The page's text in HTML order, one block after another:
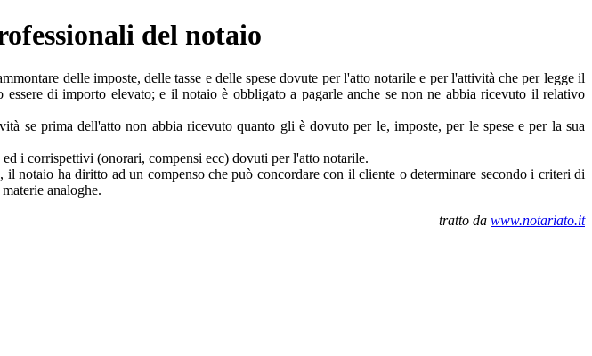
del notaio
delle imposte, delle tasse e delle spese dovute per l'atto notarile e per l'attività che per legge il
di importo elevato; e il notaio è obbligato a pagarle anche se non ne abbia ricevuto il relativo
se prima dell'atto non abbia ricevuto quanto gli è dovuto per le, imposte, per le spese e per la sua
i corrispettivi (onorari, compensi ecc) dovuti per l'atto notarile.
notaio ha diritto ad un compenso che può concordare con il cliente o determinare secondo i criteri di
analoghe.
tratto da www.notariato.it